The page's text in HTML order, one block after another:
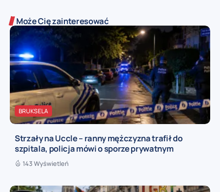
Może Cię zainteresować
BRUKSELA
Strzały na Uccle – ranny mężczyzna trafił do
szpitala, policja mówi o sporze prywatnym
143 Wyświetleń